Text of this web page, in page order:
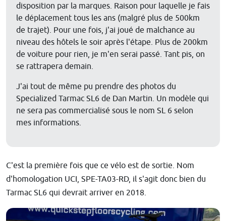
disposition par la marques. Raison pour laquelle je fais
le déplacement tous les ans (malgré plus de 500km
de trajet). Pour une fois, j'ai joué de malchance au
niveau des hôtels le soir après l'étape. Plus de 200km
de voiture pour rien, je m'en serai passé. Tant pis, on
se rattrapera demain.
J'ai tout de même pu prendre des photos du
Specialized Tarmac SL6 de Dan Martin. Un modèle qui
ne sera pas commercialisé sous le nom SL 6 selon
mes informations.
C'est la première fois que ce vélo est de sortie. Nom
d'homologation UCI, SPE-TA03-RD, il s'agit donc bien du
Tarmac SL6 qui devrait arriver en 2018.